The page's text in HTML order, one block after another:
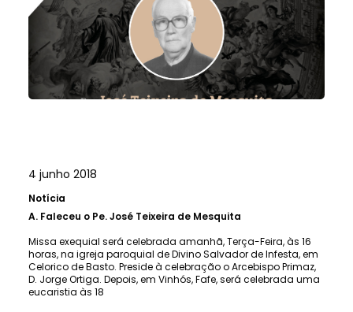
4 junho 2018
Notícia
A. Faleceu o Pe. José Teixeira de Mesquita
Missa exequial será celebrada amanhã, Terça-Feira, às 16
horas, na igreja paroquial de Divino Salvador de Infesta, em
Celorico de Basto. Preside à celebração o Arcebispo Primaz,
D. Jorge Ortiga. Depois, em Vinhós, Fafe, será celebrada uma
eucaristia às 18